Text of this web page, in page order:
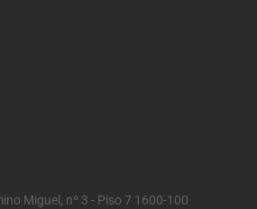
Miguel, nº 3 - Piso 7 1600-100